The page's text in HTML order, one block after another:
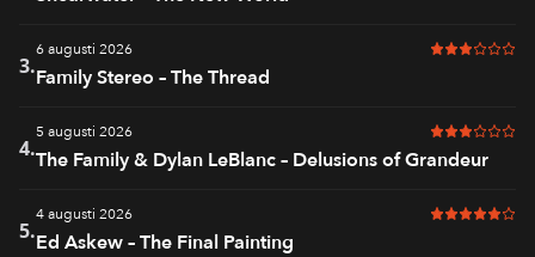
3.
6 augusti 2026 3 av 6 i
Family Stereo – The Thread
4.
5 augusti 2026 3 av 6 i
The Family & Dylan LeBlanc – Delusions of Grandeur
5.
4 augusti 2026 5 av 6 i
Ed Askew – The Final Painting